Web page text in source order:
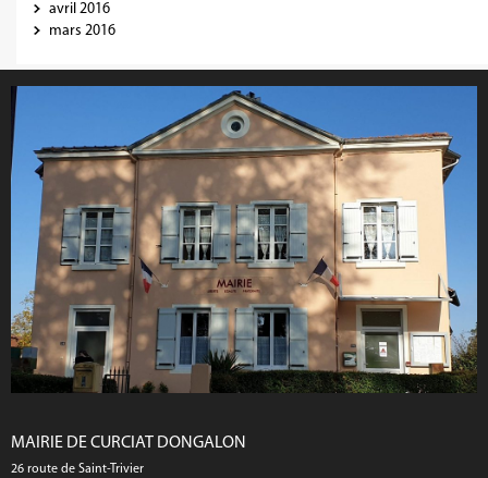
avril 2016
mars 2016
MAIRIE DE CURCIAT DONGALON
26 route de Saint-Trivier